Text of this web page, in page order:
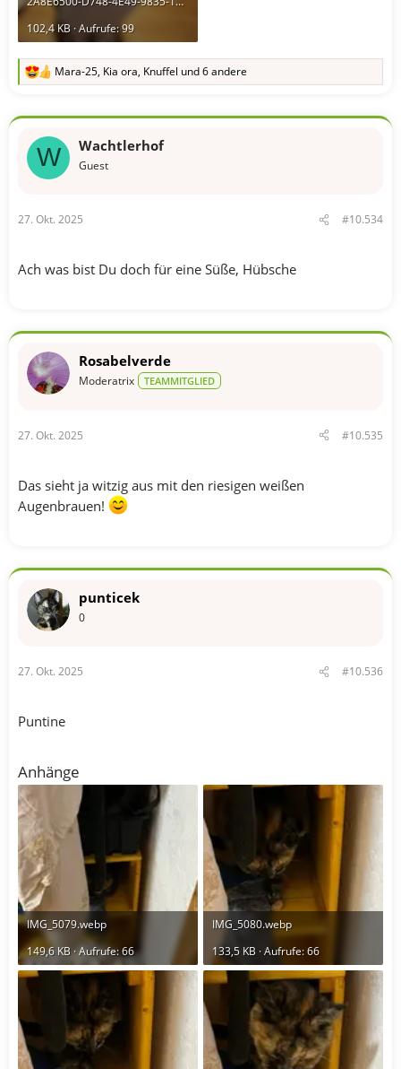
102,4 KB · Aufrufe: 99
R
k
o
:
Mara-25, Kia ora, Knuffel und 6 andere
W Wachtlerhof
Guest
27. Okt. 2025 #10.534
Ach was bist Du doch für eine Süße, Hübsche
Rosabelverde
Moderatrix TEAMMITGLIED
27. Okt. 2025 #10.535
Das sieht ja witzig aus mit den riesigen weißen
Augenbrauen!
punticek
0
27. Okt. 2025 #10.536
Puntine
Anhänge
IMG_5079.webp
149,6 KB · Aufrufe: 66
IMG_5080.webp
133,5 KB · Aufrufe: 66